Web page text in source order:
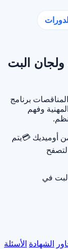
البت
برنامج
وفهم
أوميديك 💳يتم
الشهادة الأسئلة